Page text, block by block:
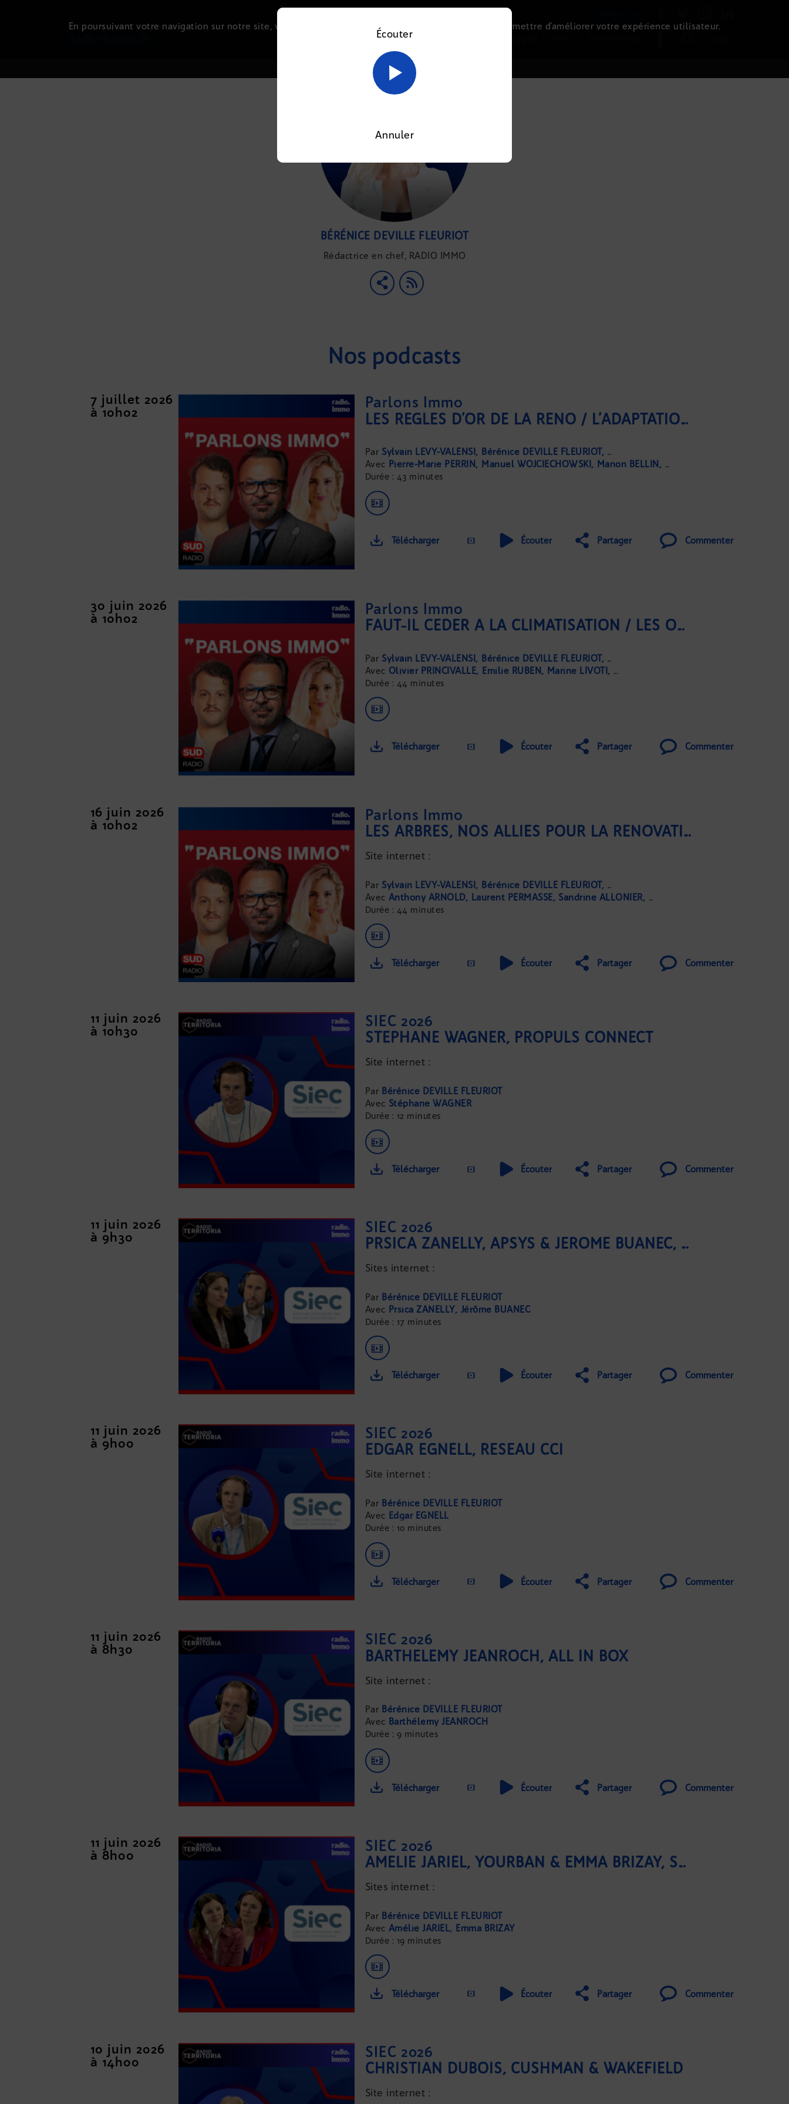
Thématiques
BÉRÉNICE DEVILLE FLEURIOT
Rédactrice en chef, RADIO IMMO
Nos podcasts
7 juillet 2026
à 10h02
Parlons Immo
LES RÈGLES D’OR DE LA RÉNO / L’ADAPTATION DES LOGEMENTS FACE À LA CHALEUR
Sylvain LEVY-VALENSI Bérénice DEVILLE FLEURIOT Grégoire DARRICAU
Pierre-Marie PERRIN
Manuel WOJCIECHOWSKI Manon BELLIN
Laurent PERMASSE
Durée : 43 minutes
Télécharger Écouter Partager Commenter
30 juin 2026
à 10h02
Parlons Immo
FAUT-IL CÉDER À LA CLIMATISATION / LES ODEURS DE RENFERMÉ !
Sylvain LEVY-VALENSI Bérénice DEVILLE FLEURIOT Grégoire DARRICAU
Olivier PRINCIVALLE
Emilie RUBEN Marine LIVOTI
Laurent PERMASSE
Durée : 44 minutes
Télécharger Écouter Partager Commenter
16 juin 2026
à 10h02
Parlons Immo
LES ARBRES, NOS ALLIÉS POUR LA RÉNOVATION ÉNERGÉTIQUE / ASTHME ET LOGEMENT, QUELLES CONSÉQUENCES ?
Site internet :
Sylvain LEVY-VALENSI Bérénice DEVILLE FLEURIOT Grégoire DARRICAU
Anthony ARNOLD
Laurent PERMASSE Sandrine ALLONIER
Marine LIVOTI
Durée : 44 minutes
Télécharger Écouter Partager Commenter
11 juin 2026
à 10h30
SIEC 2026
STÉPHANE WAGNER, PROPULS CONNECT
Site internet :
Bérénice DEVILLE FLEURIOT
Stéphane WAGNER
Durée : 12 minutes
Télécharger Écouter Partager Commenter
11 juin 2026
à 9h30
SIEC 2026
PRSICA ZANELLY, APSYS & JÉRÔME BUANEC, FSC EXECUTIVE SEARCH
Sites internet :
Bérénice DEVILLE FLEURIOT
Prsica ZANELLY Jérôme BUANEC
Durée : 17 minutes
Télécharger Écouter Partager Commenter
11 juin 2026
à 9h00
SIEC 2026
EDGAR EGNELL, RÉSEAU CCI
Site internet :
Bérénice DEVILLE FLEURIOT
Edgar EGNELL
Durée : 10 minutes
Télécharger Écouter Partager Commenter
11 juin 2026
à 8h30
SIEC 2026
BARTHÉLEMY JEANROCH, ALL IN BOX
Site internet :
Bérénice DEVILLE FLEURIOT
Barthélemy JEANROCH
Durée : 9 minutes
Télécharger Écouter Partager Commenter
11 juin 2026
à 8h00
SIEC 2026
AMÉLIE JARIEL, YOURBAN & EMMA BRIZAY, SPORTFIELD
Sites internet :
Bérénice DEVILLE FLEURIOT
Amélie JARIEL
Emma BRIZAY
Durée : 19 minutes
Télécharger Écouter Partager Commenter
10 juin 2026
à 14h00
SIEC 2026
CHRISTIAN DUBOIS, CUSHMAN & WAKEFIELD
Site internet :
En poursuivant votre navigation sur notre site, vous acceptez l’utilisation de cookies afin de nous permettre d’améliorer votre expérience utilisateur.
Écouter
Annuler